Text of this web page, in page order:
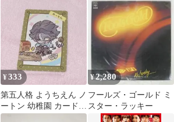
リルスタンド フール
ズ・ゴールド
ーソナル・コミック
ス） / 桜沢 エリカ / 河
出書房新社
¥333
第五人格 ようちえん ノ
ートン 幼稚園 カード
トレカ フールズ ゴール
¥2,280
フールズ・ゴールド ミ
スター・ラッキー